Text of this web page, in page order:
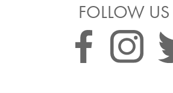
FOLLOW